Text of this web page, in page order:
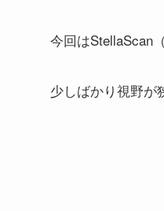
今回はStellaScan
少しばかり視野が